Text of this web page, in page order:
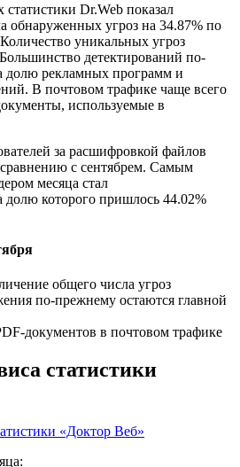
Dr.Web показал
обнаруженных угроз на 34.87% по
уникальных угроз
детектирований по-
долю рекламных программ и
В почтовом трафике чаще всего
используемые в
за расшифровкой файлов
с сентябрем. Самым
месяца стал
долю которого пришлось 44.02%
общего числа угроз
по-прежнему остаются главной
документов в почтовом трафике
статистики